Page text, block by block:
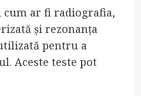
cum ar fi radiografia,
și rezonanța
pentru a
Aceste teste pot